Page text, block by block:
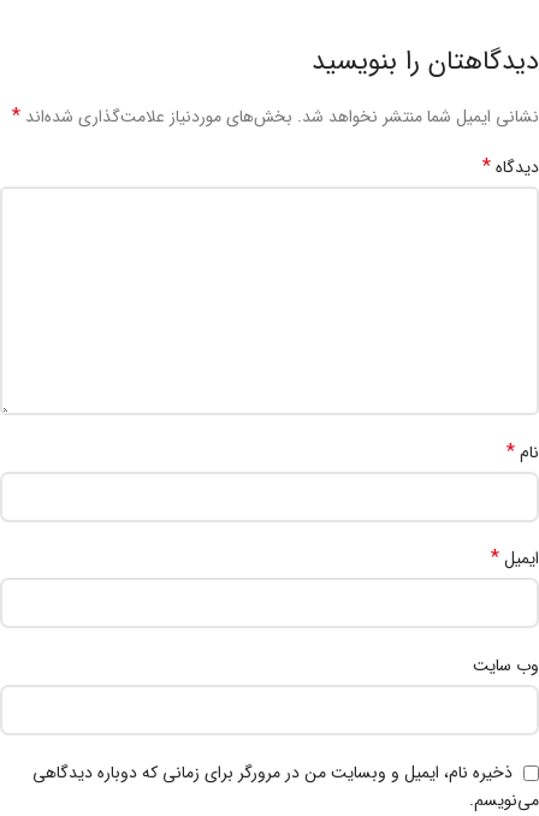
دیدگاهتان را بنویسید
نشانی ایمیل شما منتشر نخواهد شد. بخش‌های موردنیاز علامت‌گذاری شده‌اند *
دیدگاه*
نام*
ایمیل*
وب‌ سایت
ذخیره نام، ایمیل و وبسایت من در مرورگر برای زمانی که دوباره دیدگاهی
می‌نویسم.